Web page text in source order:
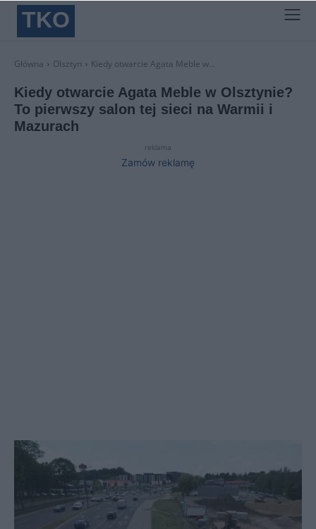
TKO
Główna Olsztyn Kiedy otwarcie Agata Meble w...
Kiedy otwarcie Agata Meble w Olsztynie?
To pierwszy salon tej sieci na Warmii i
Mazurach
reklama
Zamów reklamę